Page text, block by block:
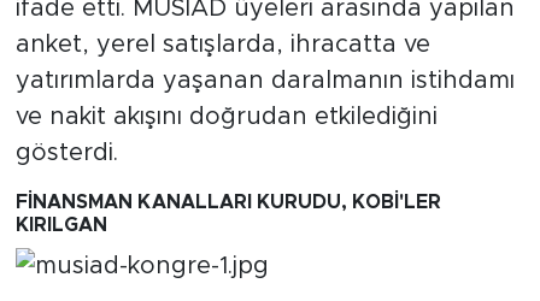
ifade etti. MÜSİAD üyeleri arasında yapılan
anket, yerel satışlarda, ihracatta ve
yatırımlarda yaşanan daralmanın istihdamı
ve nakit akışını doğrudan etkilediğini
gösterdi.
FİNANSMAN KANALLARI KURUDU, KOBİ'LER
KIRILGAN